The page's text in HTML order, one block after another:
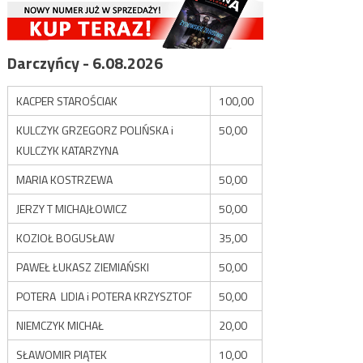
Darczyńcy - 6.08.2026
KACPER STAROŚCIAK
100,00
KULCZYK GRZEGORZ POLIŃSKA i
KULCZYK KATARZYNA
50,00
MARIA KOSTRZEWA
50,00
JERZY T MICHAJŁOWICZ
50,00
KOZIOŁ BOGUSŁAW
35,00
PAWEŁ ŁUKASZ ZIEMIAŃSKI
50,00
POTERA LIDIA i POTERA KRZYSZTOF
50,00
NIEMCZYK MICHAŁ
20,00
SŁAWOMIR PIĄTEK
10,00